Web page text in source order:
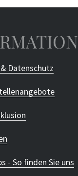
Datenschutz
- So finden Sie uns